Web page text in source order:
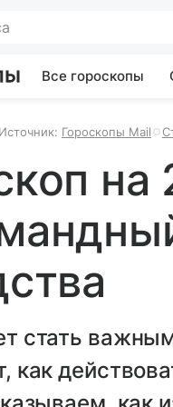
Все гороскопы
Источник: Гороскопы Mail
на
стать
как